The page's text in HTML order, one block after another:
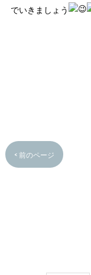
でいきましょう
< 前のページ